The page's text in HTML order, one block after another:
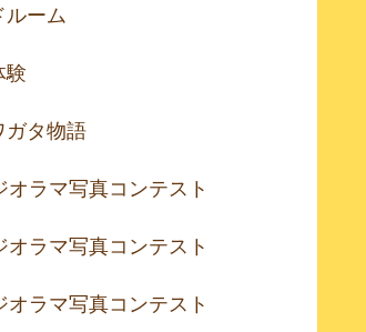
ルーム
験
ガタ物語
オラマ写真コンテスト
オラマ写真コンテスト
オラマ写真コンテスト